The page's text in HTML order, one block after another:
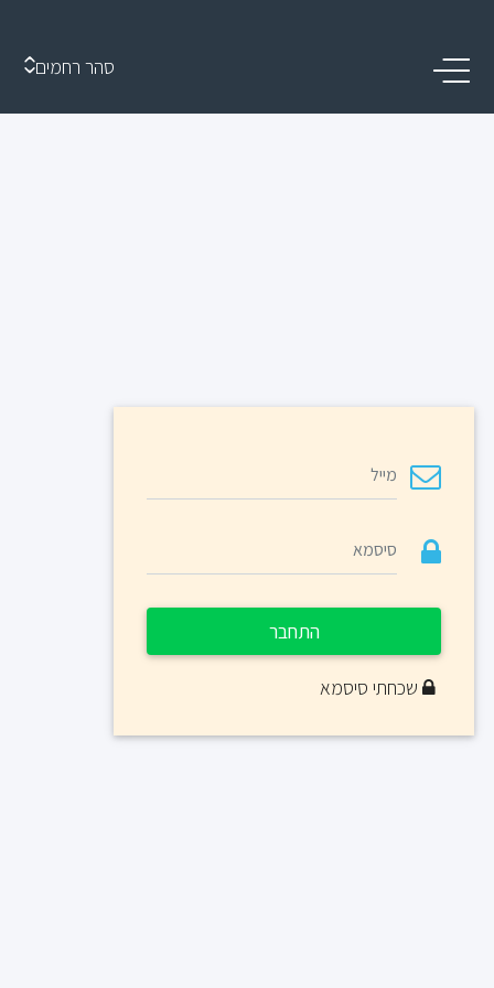
סהר רחמים
התחבר
שכחתי סיסמא